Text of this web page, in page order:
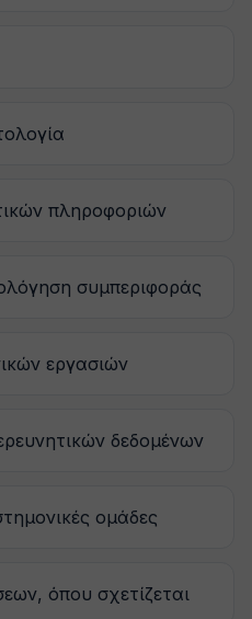
πληροφοριών
συμπεριφοράς
εργασιών
δεδομένων
ομάδες
όπου σχετίζεται